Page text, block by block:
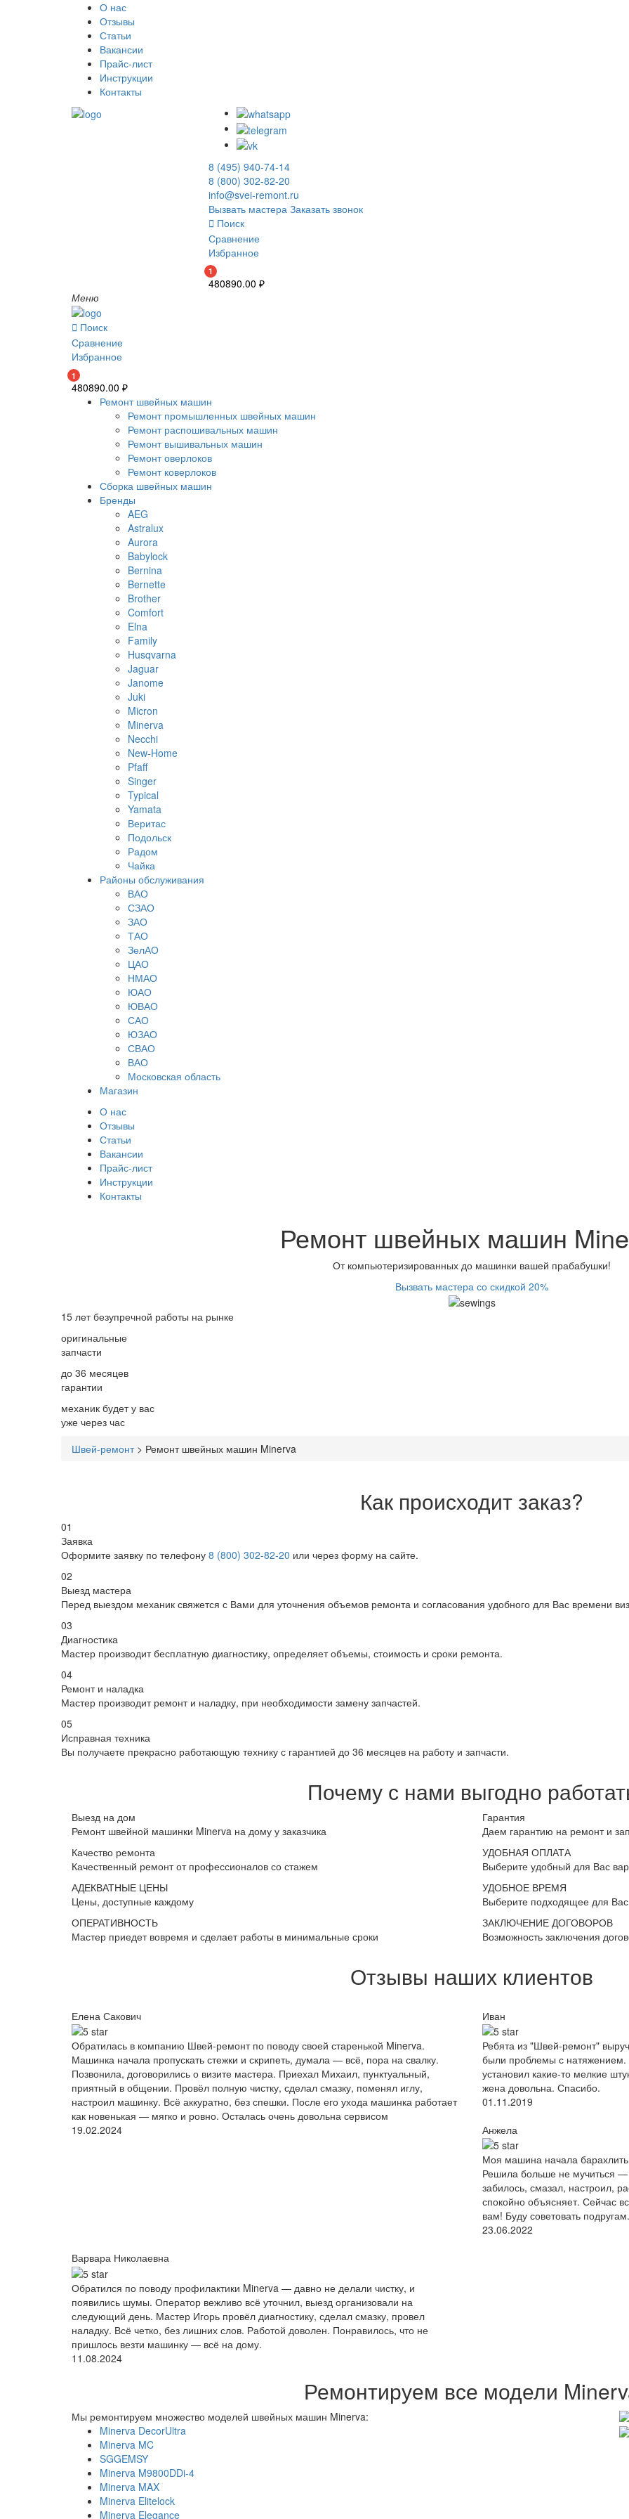
О нас
Отзывы
Статьи
Вакансии
Прайс-лист
Инструкции
Контакты
8 (495) 940-74-14
8 (800) 302-82-20
info@svei-remont.ru
Вызвать мастера Заказать звонок
Поиск
Сравнение
Избранное
1
480890.00 ₽
Меню
Поиск
Сравнение
Избранное
1
480890.00 ₽
Ремонт швейных машин
Ремонт промышленных швейных машин
Ремонт распошивальных машин
Ремонт вышивальных машин
Ремонт оверлоков
Ремонт коверлоков
Сборка швейных машин
Бренды
AEG
Astralux
Aurora
Babylock
Bernina
Bernette
Brother
Comfort
Elna
Family
Husqvarna
Jaguar
Janome
Juki
Micron
Minerva
Necchi
New-Home
Pfaff
Singer
Typical
Yamata
Веритас
Подольск
Радом
Чайка
Районы обслуживания
ВАО
СЗАО
ЗАО
ТАО
ЗелАО
ЦАО
НМАО
ЮАО
ЮВАО
САО
ЮЗАО
СВАО
ВАО
Московская область
Магазин
О нас
Отзывы
Статьи
Вакансии
Прайс-лист
Инструкции
Контакты
Ремонт швейных машин
От компьютеризированных до машинки вашей прабабушки!
Вызвать мастера со скидкой 20%
15 летбезупречной работы на рынке
оригинальные
запчасти
до 36 месяцев
гарантии
механик будет у вас
уже через час
Швей-ремонт> Ремонт швейных машин Minerva
Как происходит заказ?
01
Заявка
Оформите заявку по телефону 8 (800) 302-82-20 или через форму на сайте.
02
Выезд мастера
Перед выездом механик свяжется с Вами для уточнения объемов ремонта и согласования удобного для Вас времени
03
Диагностика
Мастер производит бесплатную диагностику, определяет объемы, стоимость и сроки ремонта.
04
Ремонт и наладка
Мастер производит ремонт и наладку, при необходимости замену запчастей.
05
Исправная техника
Вы получаете прекрасно работающую технику с гарантией до 36 месяцев на работу и запчасти.
Почему с нами выгодно
Выезд на дом
Ремонт швейной машинки Minerva на дому у заказчика
Гарантия
Даем гарантию на ремонт и
Качество ремонта
Качественный ремонт от профессионалов со стажем
УДОБНАЯ ОПЛАТА
Выберите удобный для Вас
АДЕКВАТНЫЕ ЦЕНЫ
Цены, доступные каждому
УДОБНОЕ ВРЕМЯ
Выберите подходящее для
ОПЕРАТИВНОСТЬ
Мастер приедет вовремя и сделает работы в минимальные сроки
ЗАКЛЮЧЕНИЕ ДОГОВОРОВ
Возможность заключения
Отзывы наших клиентов
Елена Сакович
Обратилась в компанию Швей-ремонт по поводу своей старенькой Minerva.
Машинка начала пропускать стежки и скрипеть, думала — всё, пора на свалку.
Позвонила, договорились о визите мастера. Приехал Михаил, пунктуальный,
приятный в общении. Провёл полную чистку, сделал смазку, поменял иглу,
настроил машинку. Всё аккуратно, без спешки. После его ухода машинка работает
как новенькая — мягко и ровно. Осталась очень довольна сервисом
19.02.2024
Иван
Ребята из "Швей-ремонт"
были проблемы с натяжением.
установил какие-то мелкие
жена довольна. Спасибо.
01.11.2019
Анжела
Моя машина начала
Решила больше не мучиться —
забилось, смазал, настроил,
спокойно объясняет. Сейчас
вам! Буду советовать подругам.
23.06.2022
Варвара Николаевна
Обратился по поводу профилактики Minerva — давно не делали чистку, и
появились шумы. Оператор вежливо всё уточнил, выезд организовали на
следующий день. Мастер Игорь провёл диагностику, сделал смазку, провел
наладку. Всё четко, без лишних слов. Работой доволен. Понравилось, что не
пришлось везти машинку — всё на дому.
11.08.2024
Ремонтируем все модели
Мы ремонтируем множество моделей швейных машин Minerva:
Minerva DecorUltra
Minerva MC
SGGEMSY
Minerva M9800DDi-4
Minerva MAX
Minerva Elitelock
Minerva Elegance